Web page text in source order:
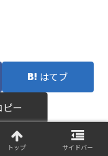
はてブ
ピー
トップ サイドバー